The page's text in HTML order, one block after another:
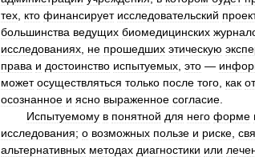
тех кто финансирует исследовательский проект
большинства ведущих биомедицинских
исследованиях не прошедших этическую
права и достоинство испытуемых это —
может осуществляться только после того как от
осознанное и ясно выраженное согласие
Испытуемому в понятной для него форме
исследования; о возможных пользе и риске
альтернативных методах диагностики или